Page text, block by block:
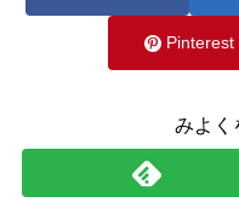
Pinterest
みよく